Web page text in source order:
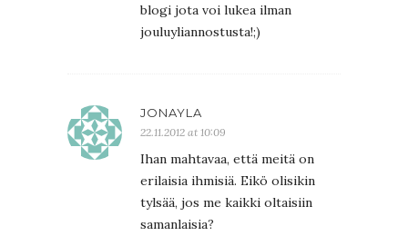
blogi jota voi lukea ilman
jouluyliannostusta!;)
JONAYLA
22.11.2012 at 10:09
Ihan mahtavaa, että meitä on
erilaisia ihmisiä. Eikö olisikin
tylsää, jos me kaikki oltaisiin
samanlaisia?